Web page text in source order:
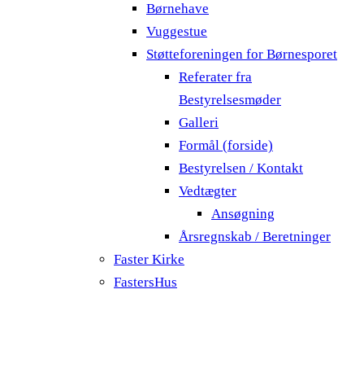
Børnehave
Vuggestue
Støtteforeningen for Børnesporet
Referater fra
Bestyrelsesmøder
Galleri
Formål (forside)
Bestyrelsen / Kontakt
Vedtægter
Ansøgning
Årsregnskab / Beretninger
Faster Kirke
FastersHus